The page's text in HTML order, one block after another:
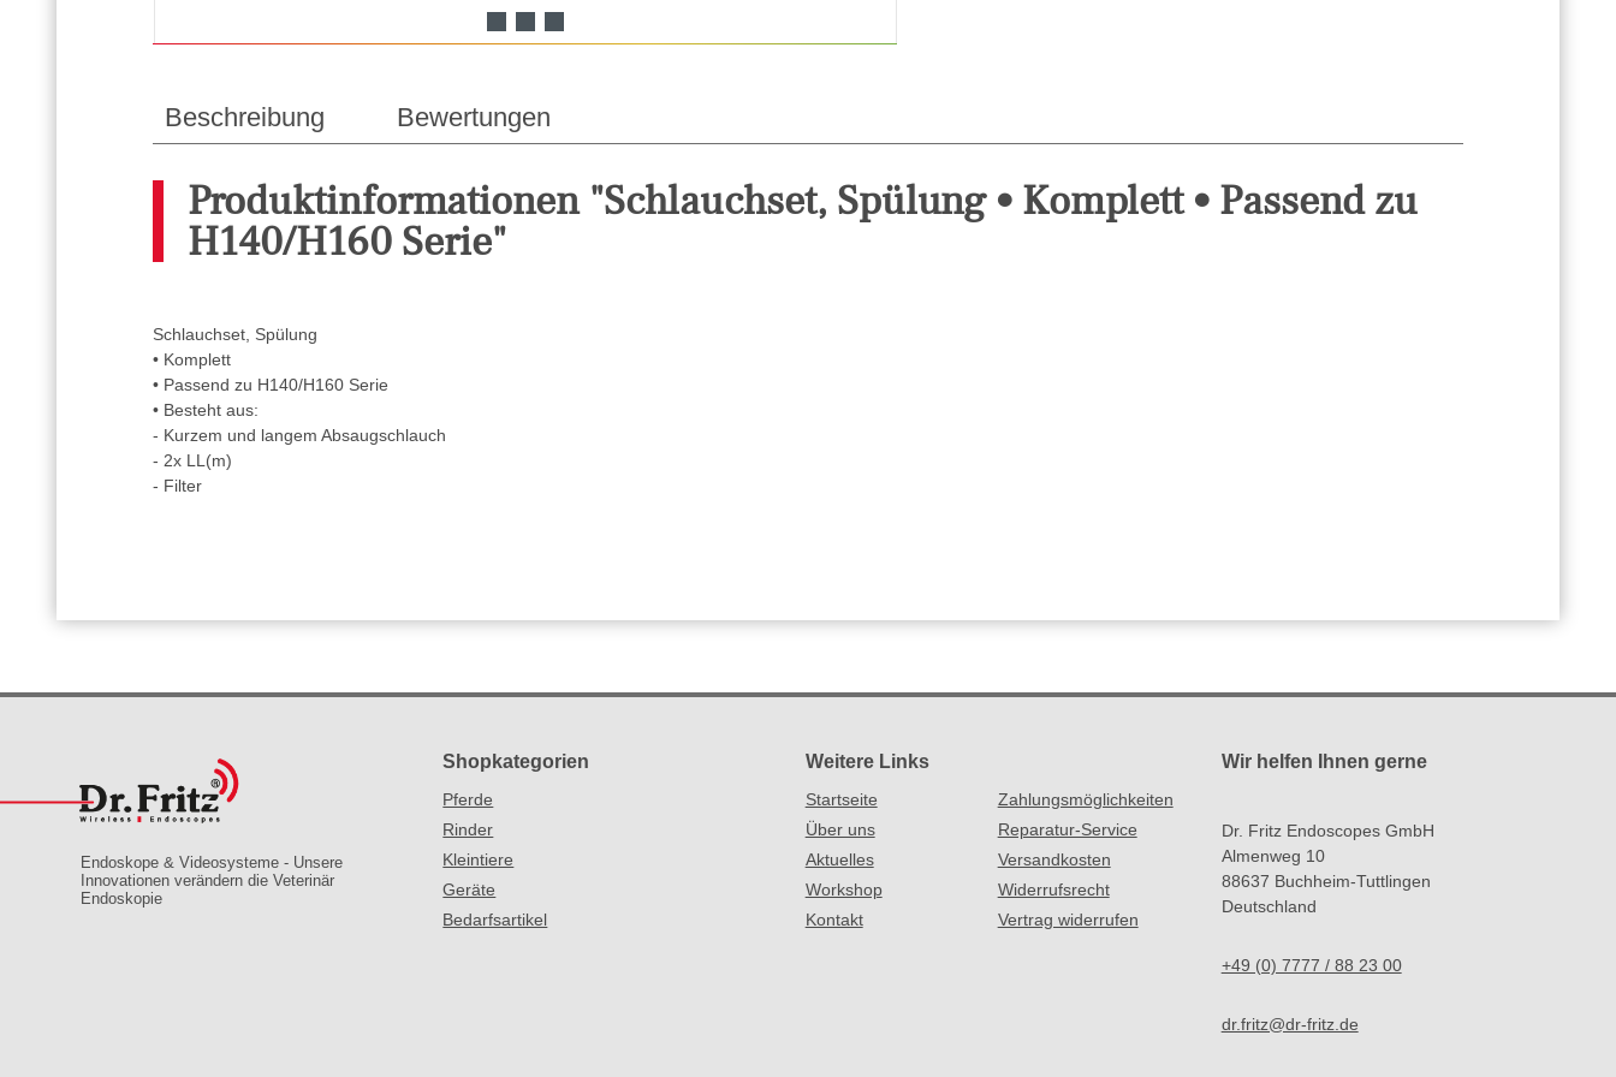
Beschreibung Bewertungen
Produktinformationen "Schlauchset, Spülung • Komplett • Passend zu
H140/H160 Serie"
Schlauchset, Spülung
• Komplett
• Passend zu H140/H160 Serie
• Besteht aus:
- Kurzem und langem Absaugschlauch
- 2x LL(m)
- Filter
Endoskope & Videosysteme - Unsere
Innovationen verändern die Veterinär
Endoskopie
Shopkategorien
Pferde
Rinder
Kleintiere
Geräte
Bedarfsartikel
Weitere Links
Startseite
Über uns
Aktuelles
Workshop
Kontakt
Zahlungsmöglichkeiten
Reparatur-Service
Versandkosten
Widerrufsrecht
Vertrag widerrufen
Wir helfen Ihnen gerne
Dr. Fritz Endoscopes GmbH
Almenweg 10
88637 Buchheim-Tuttlingen
Deutschland
+49 (0) 7777 / 88 23 00
dr.fritz@dr-fritz.de